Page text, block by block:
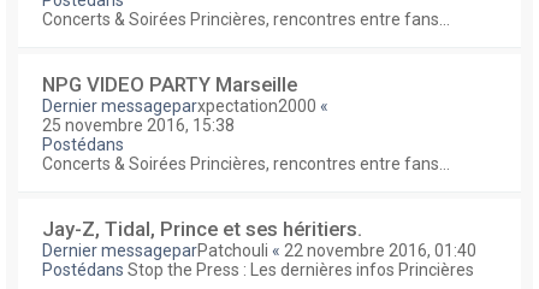
Concerts & Soirées Princières, rencontres entre fans...
NPG VIDEO PARTY Marseille
Dernier messageparxpectation2000 «
25 novembre 2016, 15:38
Postédans
Concerts & Soirées Princières, rencontres entre fans...
Jay-Z, Tidal, Prince et ses héritiers.
Dernier messageparPatchouli « 22 novembre 2016, 01:40
Postédans Stop the Press : Les dernières infos Princières